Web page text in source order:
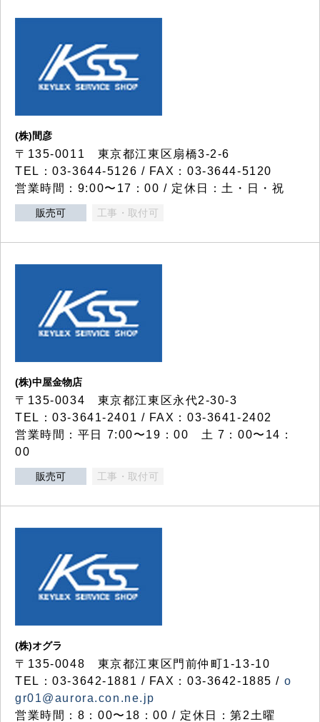
(株)間彦
〒135-0011 東京都江東区扇橋3-2-6
TEL：03-3644-5126 / FAX：03-3644-5120
営業時間：9:00〜17：00 / 定休日：土・日・祝
販売可 工事・取付可
(株)中屋金物店
〒135-0034 東京都江東区永代2-30-3
TEL：03-3641-2401 / FAX：03-3641-2402
営業時間：平日 7:00〜19：00 土 7：00〜14：
00
販売可 工事・取付可
(株)オグラ
〒135-0048 東京都江東区門前仲町1-13-10
TEL：03-3642-1881 / FAX：03-3642-1885 / o
gr01@aurora.con.ne.jp
営業時間：8：00〜18：00 / 定休日：第2土曜